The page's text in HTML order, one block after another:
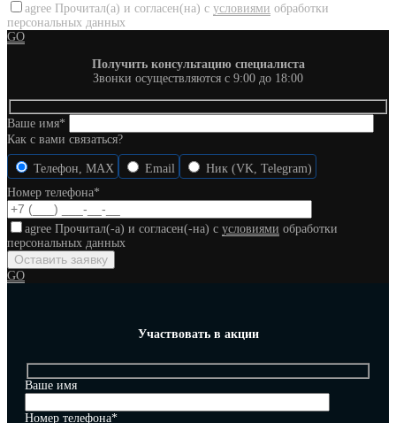
agree Прочитал(а) и согласен(на) с условиями обработки
персональных данных
GO
Получить консультацию специалиста
Звонки осуществляются с 9:00 до 18:00
Ваше имя*
Как с вами связаться?
Телефон, MAX Email
Ник (VK, Telegram)
Номер телефона*
agree Прочитал(-а) и согласен(-на) с условиями обработки
персональных данных
GO
Участвовать в акции
Ваше имя
Номер телефона*